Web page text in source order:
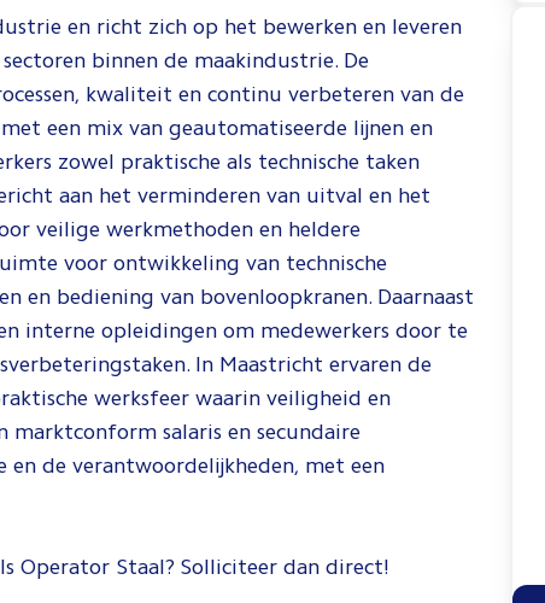
en richt zich op het bewerken en leveren
binnen de maakindustrie. De
kwaliteit en continu verbeteren van de
een mix van geautomatiseerde lijnen en
zowel praktische als technische taken
aan het verminderen van uitval en het
veilige werkmethoden en heldere
voor ontwikkeling van technische
en bediening van bovenloopkranen. Daarnaast
interne opleidingen om medewerkers door te
In Maastricht ervaren de
werksfeer waarin veiligheid en
salaris en secundaire
de verantwoordelijkheden, met een
Operator Staal? Solliciteer dan direct!